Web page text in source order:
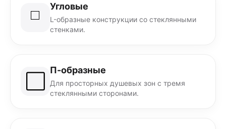
◻️
Угловые
L-образные конструкции со стеклянными
стенками.
П-образные
Для просторных душевых зон с тремя
стеклянными сторонами.